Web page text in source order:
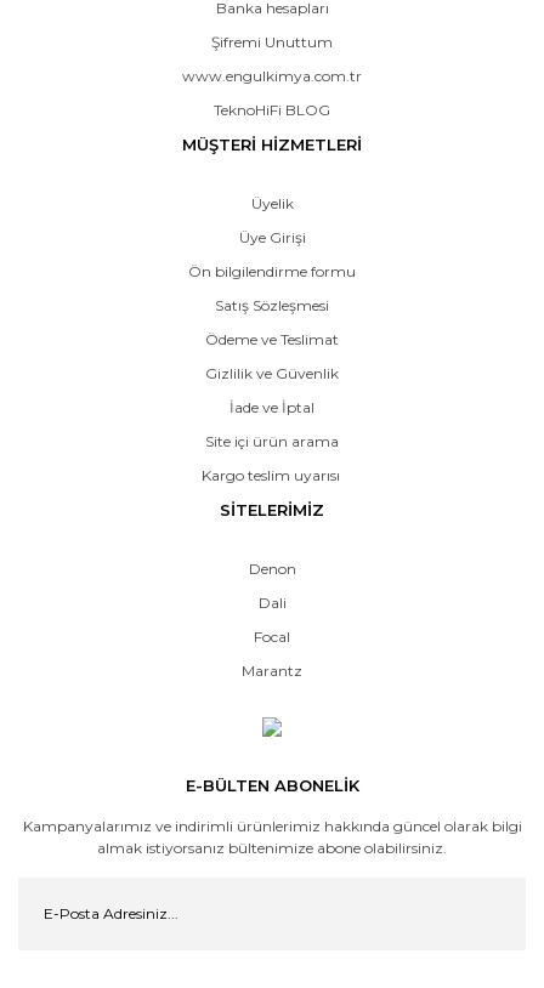
Banka hesapları
Şifremi Unuttum
www.engulkimya.com.tr
TeknoHiFi BLOG
MÜŞTERİ HİZMETLERİ
Üyelik
Üye Girişi
Ön bilgilendirme formu
Satış Sözleşmesi
Ödeme ve Teslimat
Gizlilik ve Güvenlik
İade ve İptal
Site içi ürün arama
Kargo teslim uyarısı
SİTELERİMİZ
Denon
Dali
Focal
Marantz
E-BÜLTEN ABONELİK
Kampanyalarımız ve indirimli ürünlerimiz hakkında güncel olarak bilgi
almak istiyorsanız bültenimize abone olabilirsiniz.